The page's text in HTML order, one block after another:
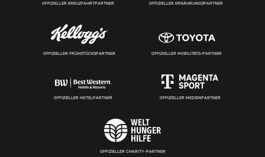
OFFIZIELLER KREUZFAHRTPARTNER OFFIZIELLER ERNÄHRUNGSPARTNER
OFFIZIELLER FRÜHSTÜCKSPARTNER OFFIZIELLER MOBILITÄTS-PARTNER
OFFIZIELLER HOTELPARTNER OFFIZIELLER MEDIENPARTNER
OFFIZIELLER CHARITY-PARTNER